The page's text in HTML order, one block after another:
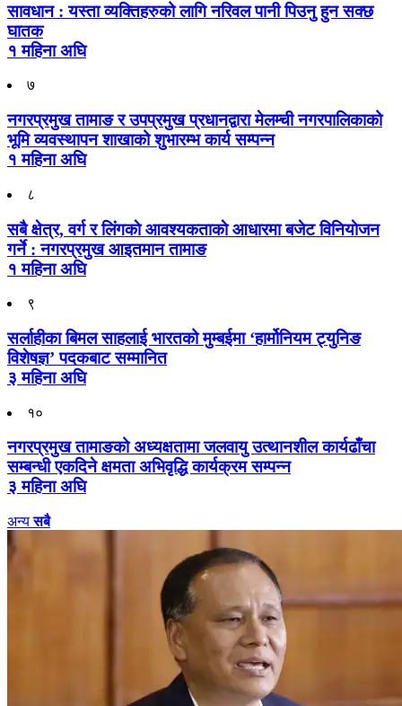
सावधान : यस्ता व्यक्तिहरुको लागि नरिवल पानी पिउनु हुन सक्छ
घातक
१ महिना अघि
७
नगरप्रमुख तामाङ र उपप्रमुख प्रधानद्वारा मेलम्ची नगरपालिकाको
भूमि व्यवस्थापन शाखाको शुभारम्भ कार्य सम्पन्न
१ महिना अघि
८
सबै क्षेत्र, वर्ग र लिंगकाे आवश्यकताकाे आधारमा बजेट विनियाेजन
गर्ने : नगरप्रमुख आइतमान तामाङ
१ महिना अघि
९
सर्लाहीका बिमल साहलाई भारतको मुम्बईमा ‘हार्मोनियम ट्युनिङ
विशेषज्ञ’ पदकबाट सम्मानित
३ महिना अघि
१०
नगरप्रमुख तामाङको अध्यक्षतामा जलवायु उत्थानशील कार्यढाँचा
सम्बन्धी एकदिने क्षमता अभिवृद्धि कार्यक्रम सम्पन्न
३ महिना अघि
अन्य सबै